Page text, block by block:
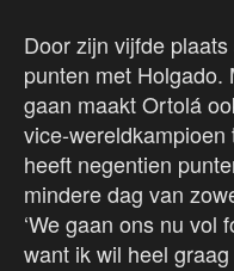
Door zijn vijfde
punten met Holgado.
gaan maakt Ortolá
vice-
heeft negentien
mindere dag van
‘We gaan ons nu vol
want ik wil heel